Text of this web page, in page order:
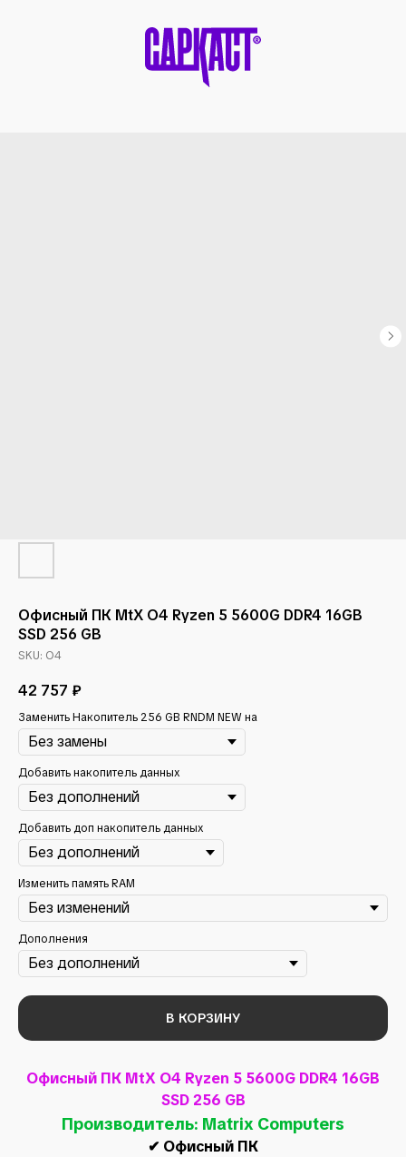
Офисный ПК MtX O4 Ryzen 5 5600G DDR4 16GB
SSD 256 GB
SKU: O4
42 757 ₽
Заменить Накопитель 256 GB RNDM NEW на
Добавить накопитель данных
Добавить доп накопитель данных
Изменить память RAM
Дополнения
В КОРЗИНУ
Офисный ПК MtX O4 Ryzen 5 5600G DDR4 16GB
SSD 256 GB
Производитель: Matrix Computers
✔ Офисный ПК